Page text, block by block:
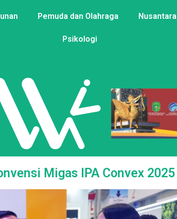
Pemuda dan Olahraga Nusantara
Psikologi
Migas IPA Convex 2025